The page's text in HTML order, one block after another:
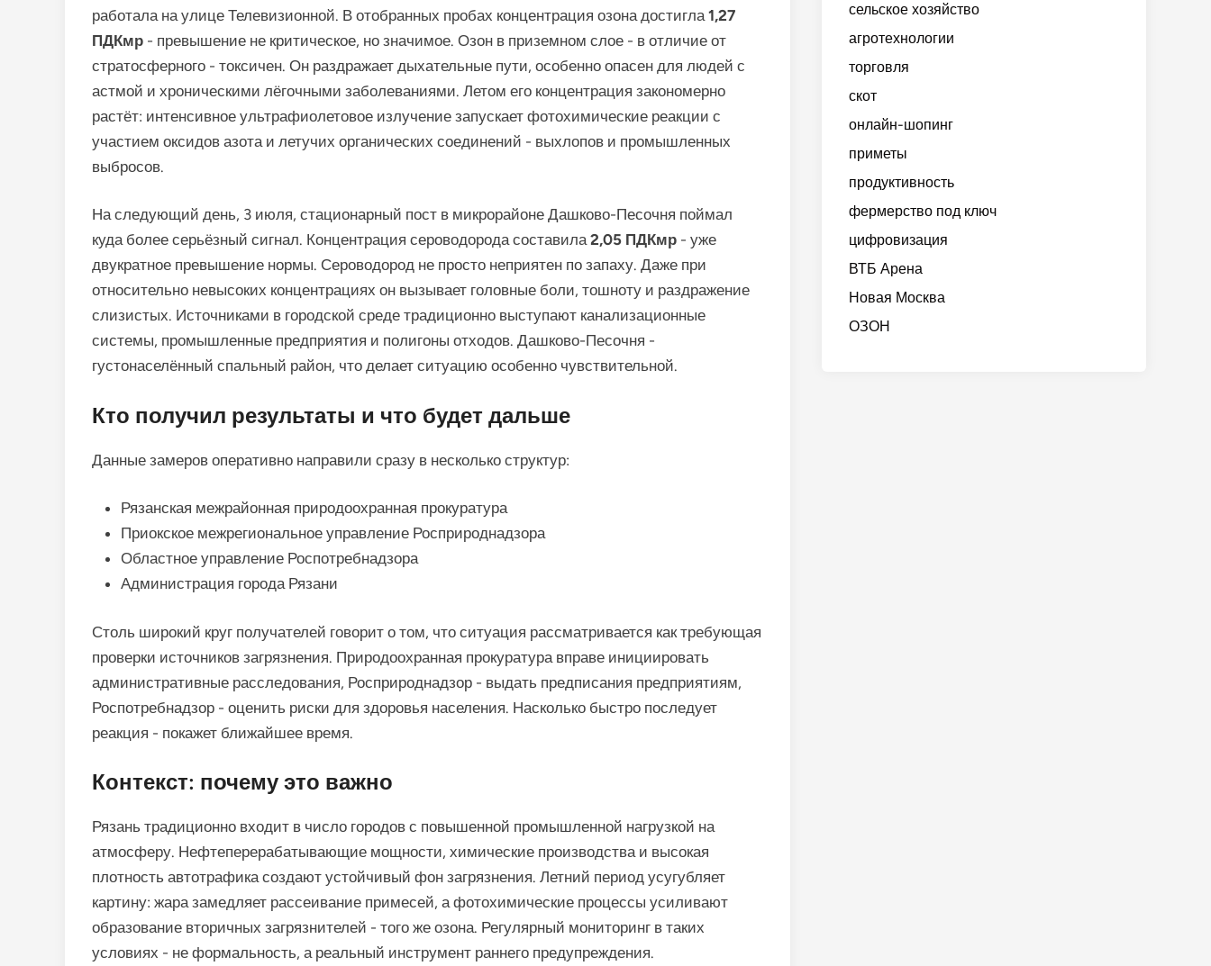
работала на улице Телевизионной. В отобранных пробах концентрация озона достигла 1,27
ПДКмр - превышение не критическое, но значимое. Озон в приземном слое - в отличие от
стратосферного - токсичен. Он раздражает дыхательные пути, особенно опасен для людей с
астмой и хроническими лёгочными заболеваниями. Летом его концентрация закономерно
растёт: интенсивное ультрафиолетовое излучение запускает фотохимические реакции с
участием оксидов азота и летучих органических соединений - выхлопов и промышленных
выбросов.
На следующий день, 3 июля, стационарный пост в микрорайоне Дашково-Песочня поймал
куда более серьёзный сигнал. Концентрация сероводорода составила2,05 ПДКмр - уже
двукратное превышение нормы. Сероводород не просто неприятен по запаху. Даже при
относительно невысоких концентрациях он вызывает головные боли, тошноту и раздражение
слизистых. Источниками в городской среде традиционно выступают канализационные
системы, промышленные предприятия и полигоны отходов. Дашково-Песочня -
густонаселённый спальный район, что делает ситуацию особенно чувствительной.
Кто получил результаты и что будет дальше
Данные замеров оперативно направили сразу в несколько структур:
Рязанская межрайонная природоохранная прокуратура
Приокское межрегиональное управление Росприроднадзора
Областное управление Роспотребнадзора
Администрация города Рязани
Столь широкий круг получателей говорит о том, что ситуация рассматривается как требующая
проверки источников загрязнения. Природоохранная прокуратура вправе инициировать
административные расследования, Росприроднадзор - выдать предписания предприятиям,
Роспотребнадзор - оценить риски для здоровья населения. Насколько быстро последует
реакция - покажет ближайшее время.
Контекст: почему это важно
Рязань традиционно входит в число городов с повышенной промышленной нагрузкой на
атмосферу. Нефтеперерабатывающие мощности, химические производства и высокая
плотность автотрафика создают устойчивый фон загрязнения. Летний период усугубляет
картину: жара замедляет рассеивание примесей, а фотохимические процессы усиливают
образование вторичных загрязнителей - того же озона. Регулярный мониторинг в таких
условиях - не формальность, а реальный инструмент раннего предупреждения.
сельское хозяйство
агротехнологии
торговля
скот
онлайн-шопинг
приметы
продуктивность
фермерство под ключ
цифровизация
ВТБ Арена
Новая Москва
ОЗОН